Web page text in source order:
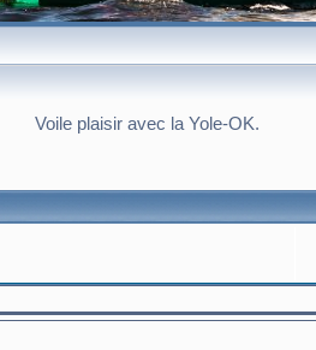
Voile plaisir avec la Yole-OK.